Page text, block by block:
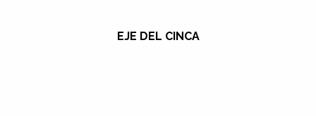
EJE DEL CINCA